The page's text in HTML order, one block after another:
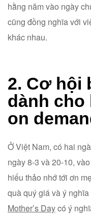
hằng năm vào ngày
cũng đồng nghĩa với
khác nhau.
2. Cơ hội
dành cho
on
Ở Việt Nam, có hai
ngày 8-3 và 20-10,
hiếu thảo nhớ tới ơn
quà quý giá và ý
Mother’s Daycó ý